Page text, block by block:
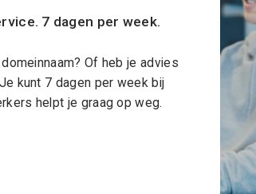
7 dagen per week.
Of heb je advies
kunt 7 dagen per week bij
helpt je graag op weg.